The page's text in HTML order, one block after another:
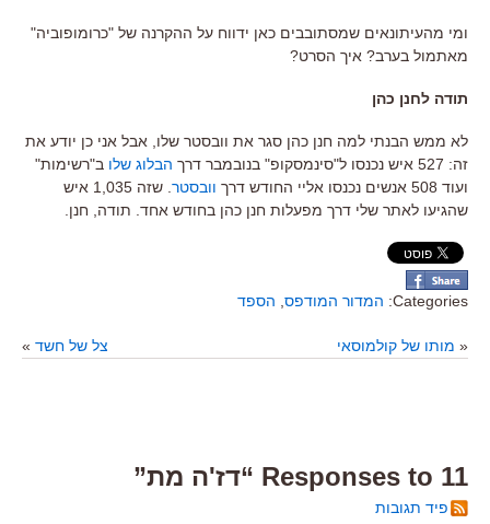
ומי מהעיתונאים שמסתובבים כאן ידווח על ההקרנה של "כרומופוביה"
מאתמול בערב? איך הסרט?
תודה לחנן כהן
לא ממש הבנתי למה חנן כהן סגר את וובסטר שלו, אבל אני כן יודע את
זה: 527 איש נכנסו ל"סינמסקופ" בנובמבר דרך
הבלוג שלו ב"רשימות"
ועוד 508 אנשים נכנסו אליי החודש דרך
וובסטר
. שזה 1,035 איש
שהגיעו לאתר שלי דרך מפעלות חנן כהן בחודש אחד. תודה, חנן.
Categories: המדור המודפס הספד
« מותו של קולמוסאי צל של חשד »
11 Responses to “דז'ה מת”
פיד תגובות